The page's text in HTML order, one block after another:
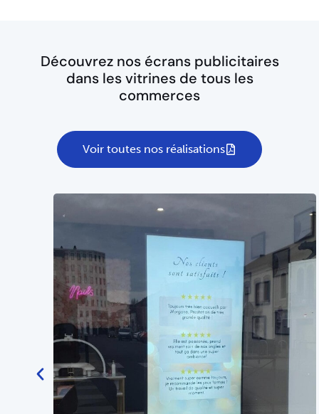
Découvrez nos écrans publicitaires
dans les vitrines de tous les
commerces
Voir toutes nos réalisations